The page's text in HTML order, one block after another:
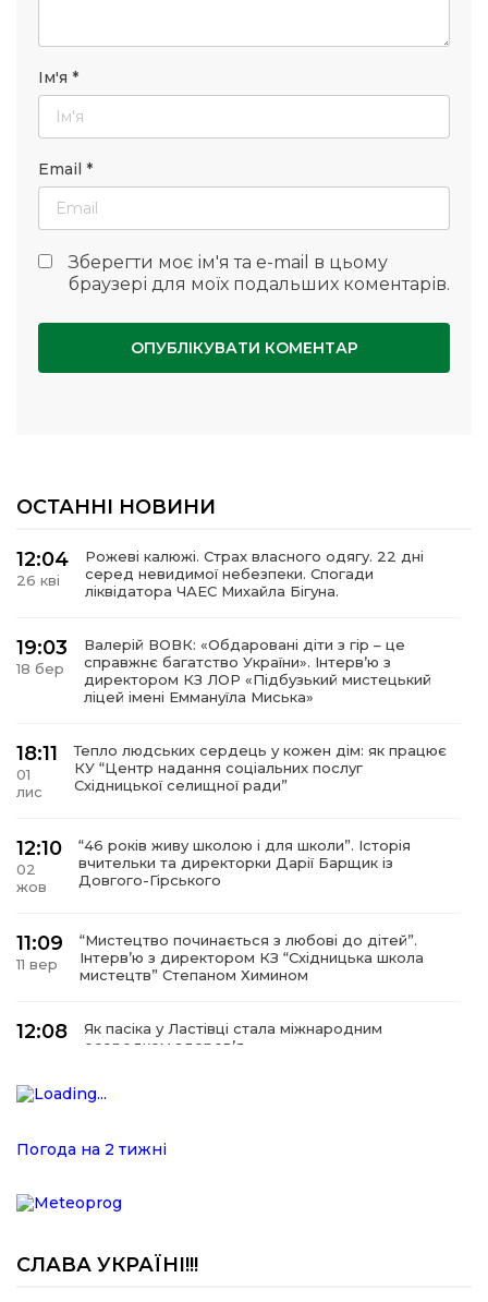
Ім'я *
Email *
Зберегти моє ім'я та e-mail в цьому
браузері для моїх подальших коментарів.
ОСТАННІ НОВИНИ
12:04
26 кві
Рожеві калюжі. Страх власного одягу. 22 дні
серед невидимої небезпеки. Спогади
ліквідатора ЧАЕС Михайла Бігуна.
19:03
18 бер
Валерій ВОВК: «Обдаровані діти з гір – це
справжнє багатство України». Інтервʼю з
директором КЗ ЛОР «Підбузький мистецький
ліцей імені Еммануїла Миська»
18:11
01
лис
Тепло людських сердець у кожен дім: як працює
КУ “Центр надання соціальних послуг
Східницької селищної ради”
12:10
02
жов
“46 років живу школою і для школи”. Історія
вчительки та директорки Дарії Барщик із
Довгого-Гірського
11:09
11 вер
“Мистецтво починається з любові до дітей”.
Інтерв’ю з директором КЗ “Східницька школа
мистецтв” Степаном Химином
12:08
Як пасіка у Ластівці стала міжнародним
осередком здоров’я
15 лип
“Респект — Гаївка”
17:07
Віра, що не згасає. Історія сили духу,
Баброцяк
Погода на 2 тижні
СЛАВА УКРАЇНІ!!!